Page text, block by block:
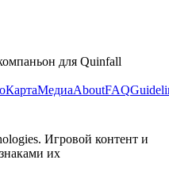
для Quinfall
КартаМедиаAboutFAQ
Игровой контент и
их